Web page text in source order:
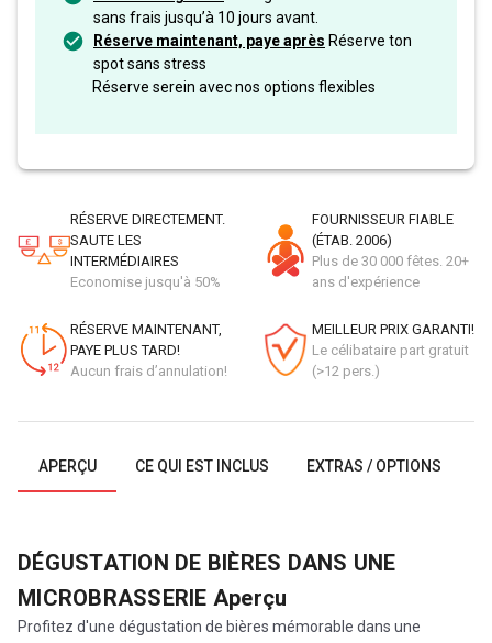
sans frais jusqu’à 10 jours avant.
Réserve maintenant, paye après Réserve ton
spot sans stress
Réserve serein avec nos options flexibles
RÉSERVE DIRECTEMENT.
SAUTE LES
INTERMÉDIAIRES
Economise jusqu'à 50%
FOURNISSEUR FIABLE
(ÉTAB. 2006)
Plus de 30 000 fêtes. 20+
ans d'expérience
RÉSERVE MAINTENANT,
PAYE PLUS TARD!
Aucun frais d’annulation!
MEILLEUR PRIX GARANTI!
Le célibataire part gratuit
(>12 pers.)
APERÇU CE QUI EST INCLUS EXTRAS / OPTIONS
DÉGUSTATION DE BIÈRES DANS UNE
MICROBRASSERIE Aperçu
Profitez d'une dégustation de bières mémorable dans une